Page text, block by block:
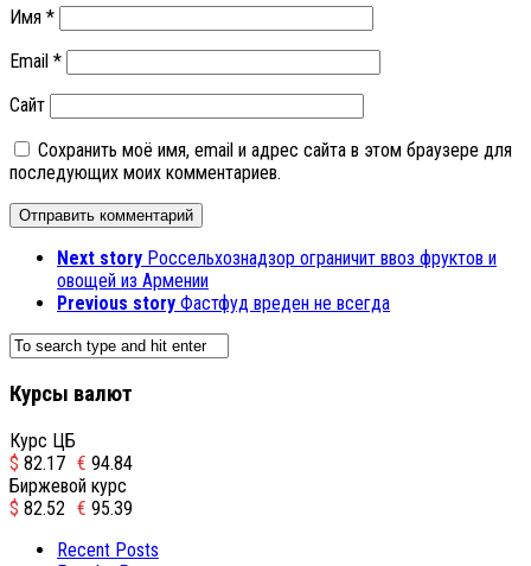
Имя *
Email *
Сайт
Сохранить моё имя, email и адрес сайта в этом браузере для
последующих моих комментариев.
Next story Россельхознадзор ограничит ввоз фруктов и
овощей из Армении
Previous story Фастфуд вреден не всегда
Курсы валют
Курс ЦБ
$ 82.17 € 94.84
Биржевой курс
$ 82.52 € 95.39
Recent Posts